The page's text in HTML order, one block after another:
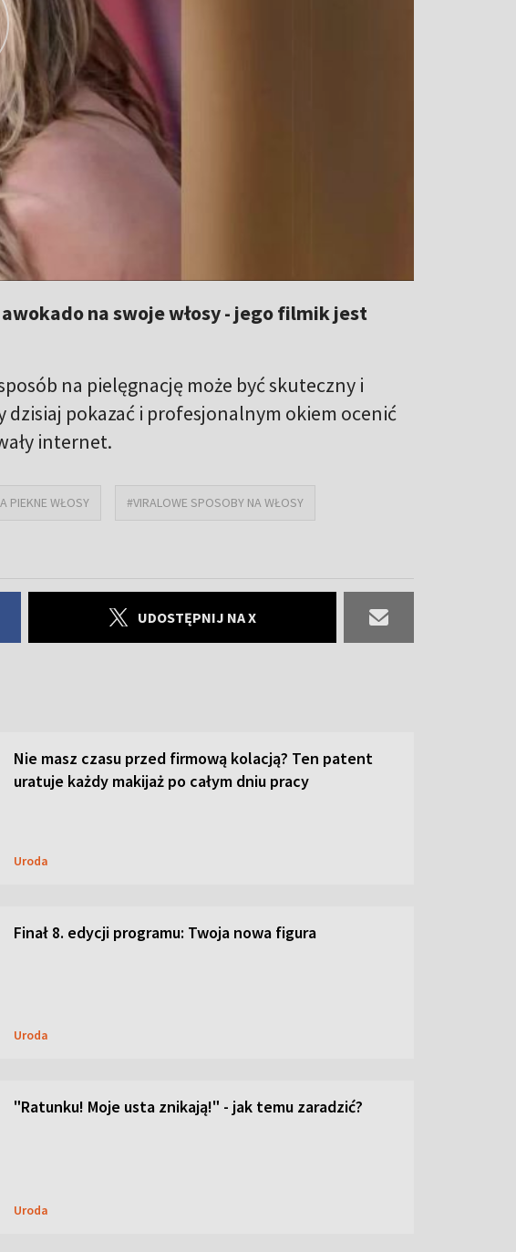
na swoje włosy - jego filmik jest
na pielęgnację może być skuteczny i
dzisiaj pokazać i profesjonalnym okiem ocenić
internet.
PIEKNE WŁOSY #VIRALOWE SPOSOBY NA WŁOSY
UDOSTĘPNIJ NA X
Nie masz czasu przed firmową kolacją? Ten patent
uratuje każdy makijaż po całym dniu pracy
Uroda
Finał 8. edycji programu: Twoja nowa figura
Uroda
"Ratunku! Moje usta znikają!" - jak temu zaradzić?
Uroda